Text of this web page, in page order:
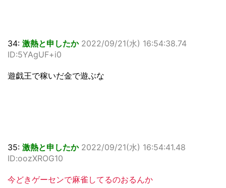
34: 激熱と申したか 2022/09/21(水) 16:54:38.74
ID:5YAgUF+i0
遊戯王で稼いだ金で遊ぶな
35: 激熱と申したか 2022/09/21(水) 16:54:41.48
ID:oozXROG10
今どきゲーセンで麻雀してるのおるんか